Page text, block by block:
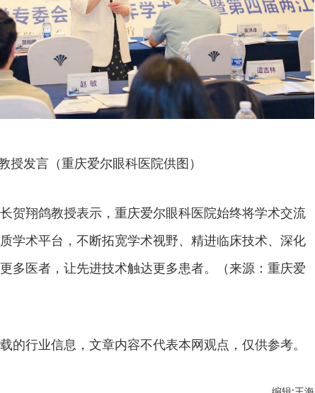
授发言（重庆爱尔眼科医院供图）
贺翔鸽教授表示，重庆爱尔眼科医院始终将学术交流
学术平台，不断拓宽学术视野、精进临床技术、深化
多医者，让先进技术触达更多患者。（来源：重庆爱
的行业信息，文章内容不代表本网观点，仅供参考。